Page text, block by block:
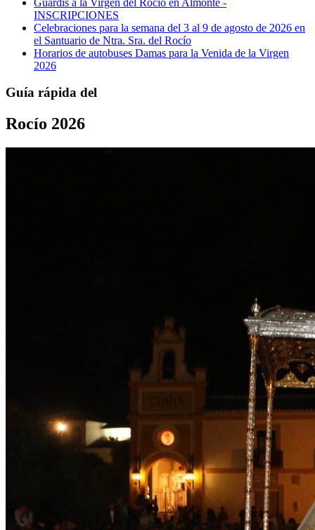
INSCRIPCIONES
Celebraciones para la semana del 3 al 9 de agosto de 2026 en
el Santuario de Ntra. Sra. del Rocío
Horarios de autobuses Damas para la Venida de la Virgen
2026
Guía rápida del
Rocío 2026